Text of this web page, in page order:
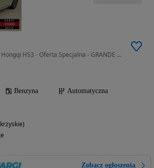
1498 cm3 • 156 KM • Hongqi HS3 - Oferta Specjalna - GRANDE FINALE ROCZNIKA 2025
Benzyna
Automatyczna
Zobacz ogłoszenia